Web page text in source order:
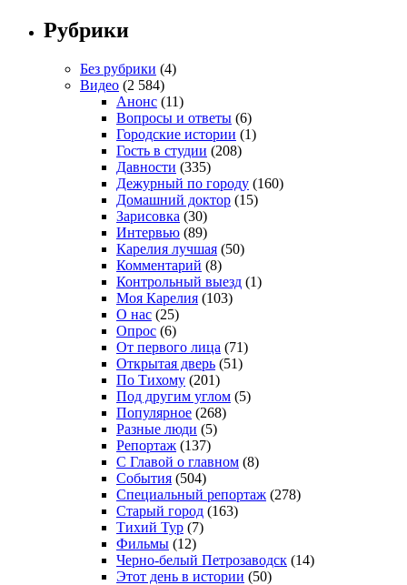
Рубрики
Без рубрики (4)
Видео (2 584)
Анонс (11)
Вопросы и ответы (6)
Городские истории (1)
Гость в студии (208)
Давности (335)
Дежурный по городу (160)
Домашний доктор (15)
Зарисовка (30)
Интервью (89)
Карелия лучшая (50)
Комментарий (8)
Контрольный выезд (1)
Моя Карелия (103)
О нас (25)
Опрос (6)
От первого лица (71)
Открытая дверь (51)
По Тихому (201)
Под другим углом (5)
Популярное (268)
Разные люди (5)
Репортаж (137)
С Главой о главном (8)
События (504)
Специальный репортаж (278)
Старый город (163)
Тихий Тур (7)
Фильмы (12)
Черно-белый Петрозаводск (14)
Этот день в истории (50)